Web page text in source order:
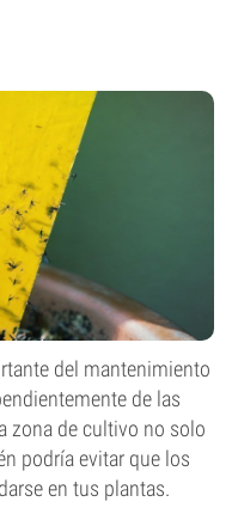
del mantenimiento
de las
zona de cultivo no solo
podría evitar que los
en tus plantas.